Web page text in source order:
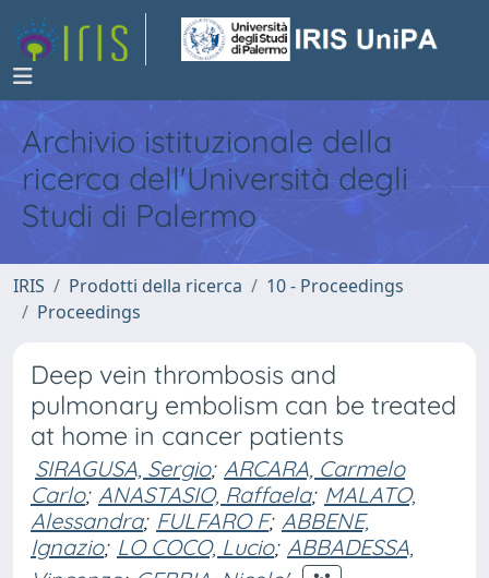
Archivio istituzionale della
ricerca dell'Università degli
Studi di Palermo
IRIS Prodotti della ricerca
10 - Proceedings
Proceedings
Deep vein thrombosis and
pulmonary embolism can be treated
at home in cancer patients
SIRAGUSA, Sergio; ARCARA, Carmelo
Carlo; ANASTASIO, Raffaela; MALATO,
Alessandra; FULFARO F; ABBENE,
Ignazio; LO COCO, Lucio; ABBADESSA,